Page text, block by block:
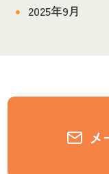
2025年9月
メ